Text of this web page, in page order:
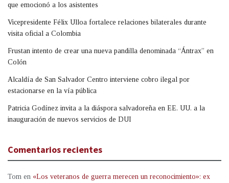
que emocionó a los asistentes
Vicepresidente Félix Ulloa fortalece relaciones bilaterales durante
visita oficial a Colombia
Frustan intento de crear una nueva pandilla denominada “Ántrax” en
Colón
Alcaldía de San Salvador Centro interviene cobro ilegal por
estacionarse en la vía pública
Patricia Godínez invita a la diáspora salvadoreña en EE. UU. a la
inauguración de nuevos servicios de DUI
Comentarios recientes
Tom en «Los veteranos de guerra merecen un reconocimiento»: ex